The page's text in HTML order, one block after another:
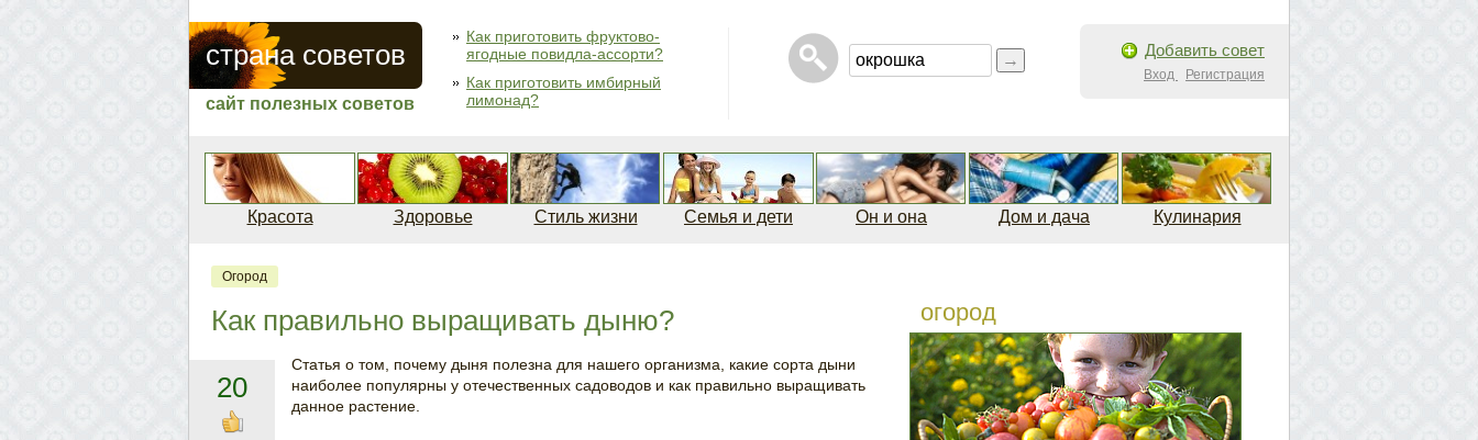
страна советов
сайт полезных советов
Как приготовить фруктово-
ягодные повидла-ассорти?
Как приготовить имбирный
лимонад?
Добавить совет
Вход Регистрация
Красота Здоровье Стиль жизни Семья и дети Он и она Дом и дача Кулинария
Огород
Как правильно выращивать дыню?
20
Статья о том, почему дыня полезна для нашего организма, какие сорта дыни
наиболее популярны у отечественных садоводов и как правильно выращивать
данное растение.
огород